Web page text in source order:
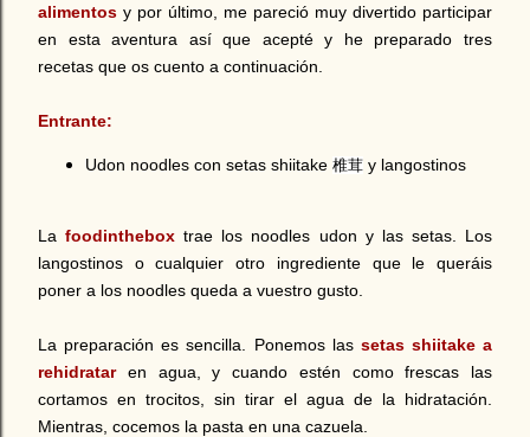
alimentos y por último, me pareció muy divertido participar
en esta aventura así que acepté y he preparado tres
recetas que os cuento a continuación.
Entrante:
Udon noodles con setas shiitake 椎茸 y langostinos
Lafoodinthebox trae los noodles udon y las setas. Los
langostinos o cualquier otro ingrediente que le queráis
poner a los noodles queda a vuestro gusto.
La preparación es sencilla. Ponemos las setas shiitake a
rehidrataren agua, y cuando estén como frescas las
cortamos en trocitos, sin tirar el agua de la hidratación.
Mientras, cocemos la pasta en una cazuela.